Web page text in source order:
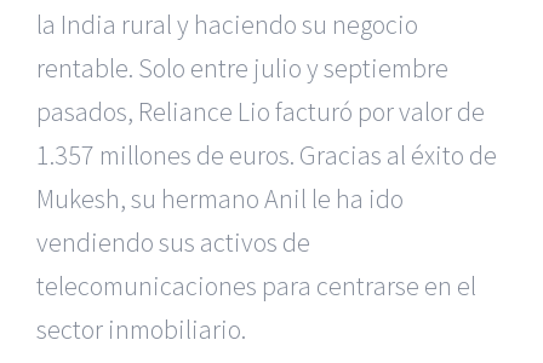
la India rural y haciendo su negocio
rentable. Solo entre julio y septiembre
pasados, Reliance Lio facturó por valor de
1.357 millones de euros. Gracias al éxito de
Mukesh, su hermano Anil le ha ido
vendiendo sus activos de
telecomunicaciones para centrarse en el
sector inmobiliario.